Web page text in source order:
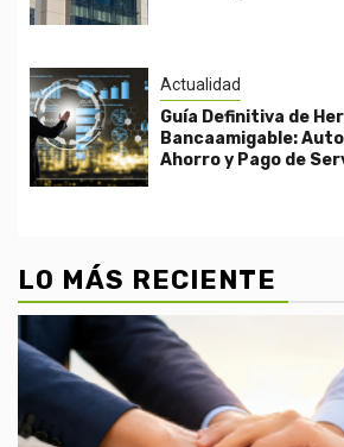
Actualidad
Guía Definitiva de
Bancaamigable:
Ahorro y Pago de
LO MÁS RECIENTE